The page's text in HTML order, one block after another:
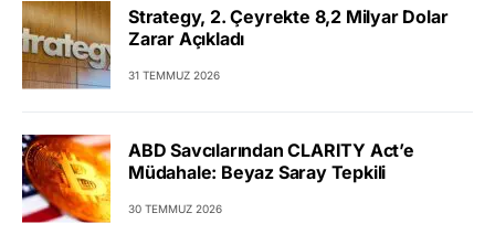
Strategy, 2. Çeyrekte 8,2 Milyar Dolar
Zarar Açıkladı
31 TEMMUZ 2026
ABD Savcılarından CLARITY Act’e
Müdahale: Beyaz Saray Tepkili
30 TEMMUZ 2026